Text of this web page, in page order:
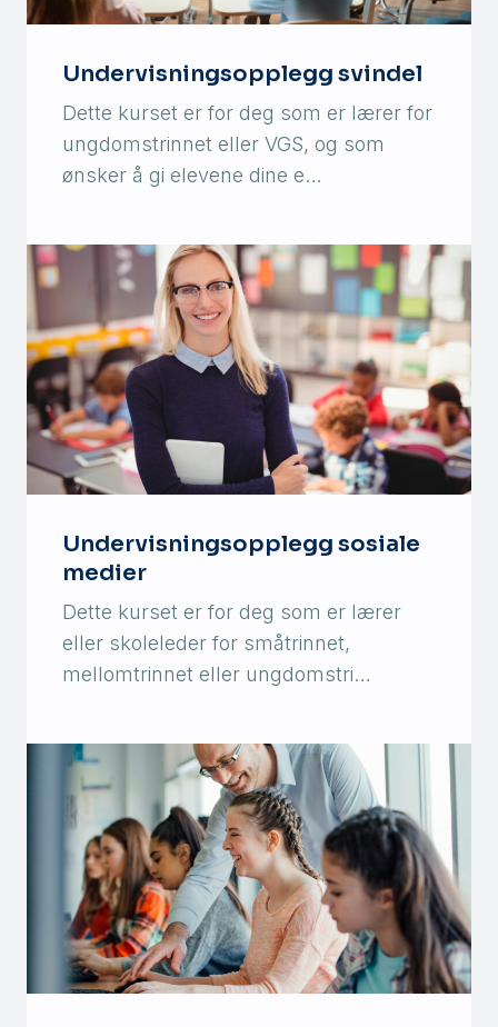
Undervisningsopplegg svindel
Dette kurset er for deg som er lærer for
ungdomstrinnet eller VGS, og som
ønsker å gi elevene dine e…
Undervisningsopplegg sosiale
medier
Dette kurset er for deg som er lærer
eller skoleleder for småtrinnet,
mellomtrinnet eller ungdomstri…